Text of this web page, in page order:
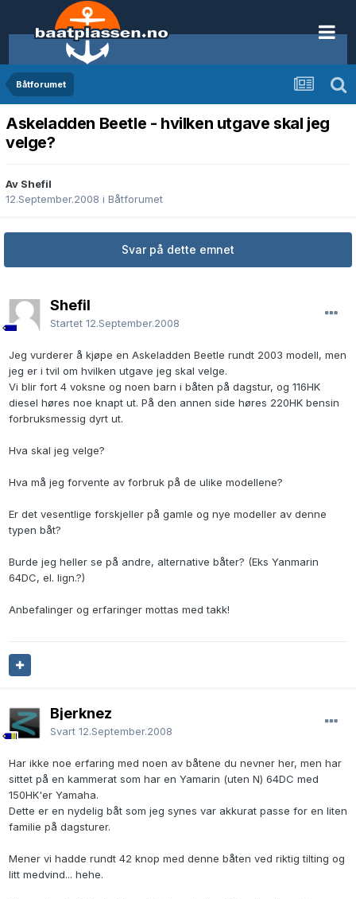
Båtforumet
Askeladden Beetle - hvilken utgave skal jeg
velge?
Av Shefil
12.September.2008 i Båtforumet
Svar på dette emnet
Shefil
Startet 12.September.2008
Jeg vurderer å kjøpe en Askeladden Beetle rundt 2003 modell, men
jeg er i tvil om hvilken utgave jeg skal velge.
Vi blir fort 4 voksne og noen barn i båten på dagstur, og 116HK
diesel høres noe knapt ut. På den annen side høres 220HK bensin
forbruksmessig dyrt ut.
Hva skal jeg velge?
Hva må jeg forvente av forbruk på de ulike modellene?
Er det vesentlige forskjeller på gamle og nye modeller av denne
typen båt?
Burde jeg heller se på andre, alternative båter? (Eks Yanmarin
64DC, el. lign.?)
Anbefalinger og erfaringer mottas med takk!
Bjerknez
Svart 12.September.2008
Har ikke noe erfaring med noen av båtene du nevner her, men har
sittet på en kammerat som har en Yamarin (uten N) 64DC med
150HK'er Yamaha.
Dette er en nydelig båt som jeg synes var akkurat passe for en liten
familie på dagsturer.
Mener vi hadde rundt 42 knop med denne båten ved riktig tilting og
litt medvind... hehe.